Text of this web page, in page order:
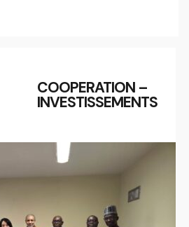
COOPERATION –
INVESTISSEMENTS